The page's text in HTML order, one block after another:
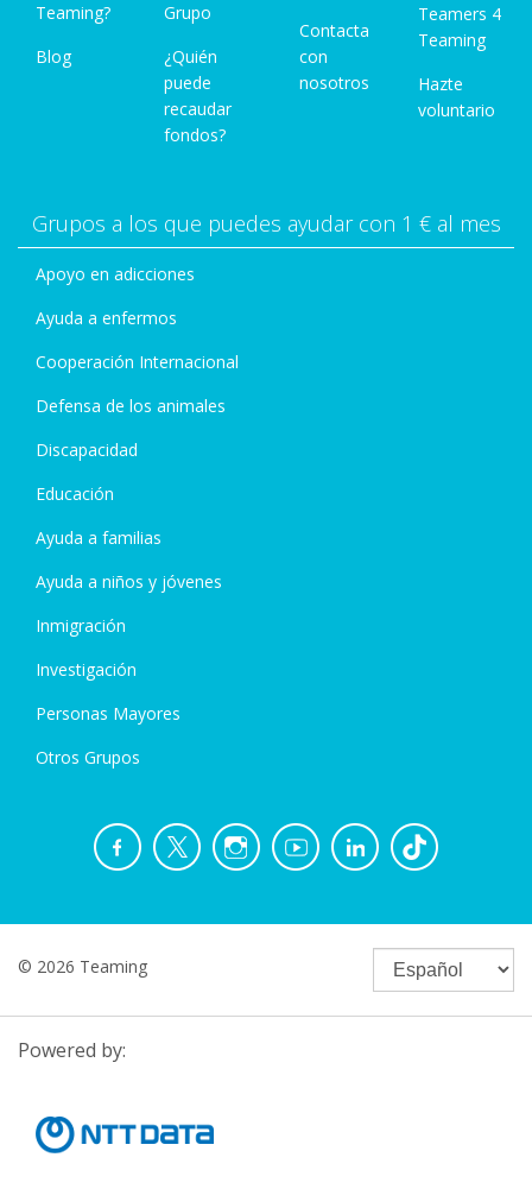
Teaming?
Blog
Grupo
¿Quién
puede
recaudar
fondos?
Contacta
con
nosotros
Teamers 4
Teaming
Hazte
voluntario
Grupos a los que puedes ayudar con 1 € al mes
Apoyo en adicciones
Ayuda a enfermos
Cooperación Internacional
Defensa de los animales
Discapacidad
Educación
Ayuda a familias
Ayuda a niños y jóvenes
Inmigración
Investigación
Personas Mayores
Otros Grupos
© 2026 Teaming
Powered by: